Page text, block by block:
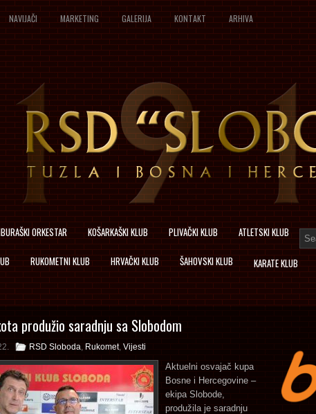
NAVIJAČI MARKETING GALERIJA KONTAKT ARHIVA
ORKESTAR KOŠARKAŠKI KLUB PLIVAČKI KLUB ATLETSKI KLUB
RUKOMETNI KLUB HRVAČKI KLUB ŠAHOVSKI KLUB KARATE KLUB
produžio saradnju sa Slobodom
RSD Sloboda, Rukomet, Vijesti
Aktuelni osvajač kupa
Bosne i Hercegovine –
ekipa Slobode,
produžila je saradnju